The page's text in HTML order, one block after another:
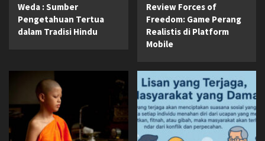
Weda : Sumber
Pengetahuan Tertua
dalam Tradisi Hindu
Review Forces of
Freedom: Game Perang
Realistis di Platform
Mobile